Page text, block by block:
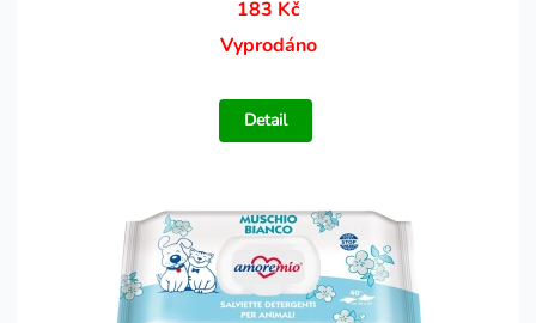
183 Kč
Vyprodáno
Detail